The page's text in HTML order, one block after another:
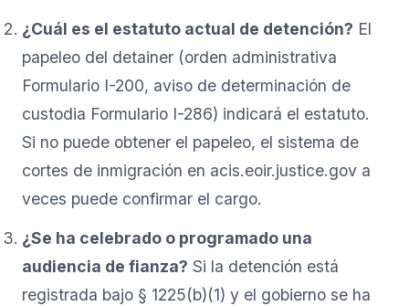
¿Cuál es el estatuto actual de detención? El
papeleo del detainer (orden administrativa
Formulario I-200, aviso de determinación de
custodia Formulario I-286) indicará el estatuto.
Si no puede obtener el papeleo, el sistema de
cortes de inmigración en acis.eoir.justice.gov a
veces puede confirmar el cargo.
¿Se ha celebrado o programado una
audiencia de fianza? Si la detención está
registrada bajo § 1225(b)(1) y el gobierno se ha